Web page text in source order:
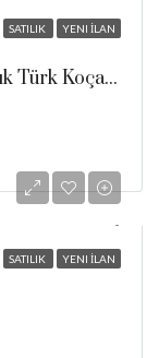
SATILIK YENI İLAN
Gönyelide Proje Aşamasında Satılık Türk Koçanlı Daireler
SATILIK YENI İLAN